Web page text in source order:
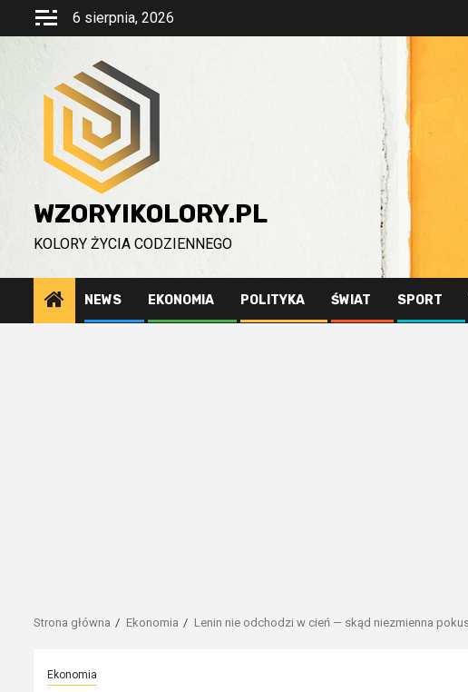
Przejdź
6 sierpnia, 2026
WZORYIKOLORY.PL
KOLORY ŻYCIA CODZIENNEGO
NEWS EKONOMIA POLITYKA ŚWIAT SPORT
Strona główna Ekonomia Lenin nie odchodzi w cień — skąd niezmienna
Ekonomia